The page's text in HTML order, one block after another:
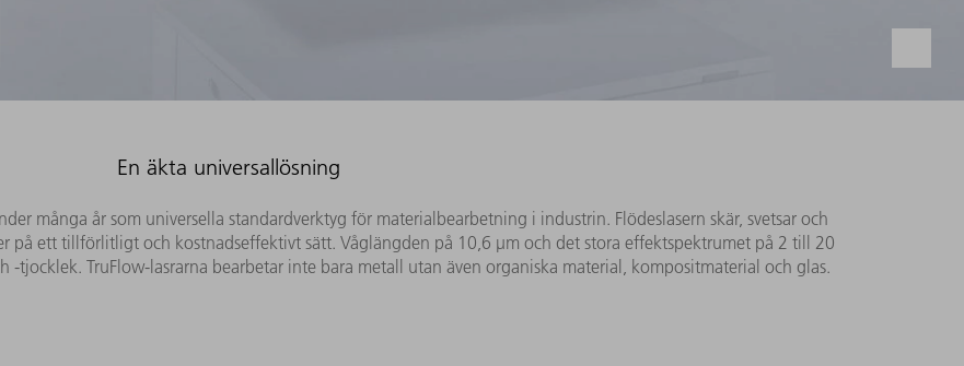
En äkta universallösning
många år som universella standardverktyg för materialbearbetning i industrin. Flödeslasern skär, svetsar och
på ett tillförlitligt och kostnadseffektivt sätt. Våglängden på 10,6 µm och det stora effektspektrumet på 2 till 20
tjocklek. TruFlow-lasrarna bearbetar inte bara metall utan även organiska material, kompositmaterial och glas.